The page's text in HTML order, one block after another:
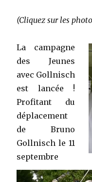
(Cliquez sur les
La campagne
des Jeunes
avec Gollnisch
est lancée !
Profitant du
déplacement
de Bruno
Gollnisch le 11
septembre